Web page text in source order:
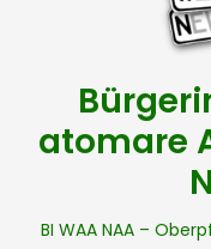
atomare
BI WAA NAA –